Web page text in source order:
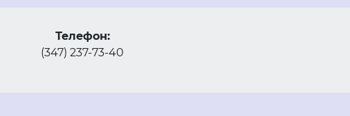
Телефон:
(347) 237-73-40